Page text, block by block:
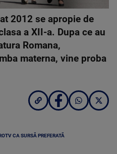
2012 se apropie de
a XII-a. Dupa ce au
Romana,
materna, vine proba
CA SURSĂ PREFERATĂ